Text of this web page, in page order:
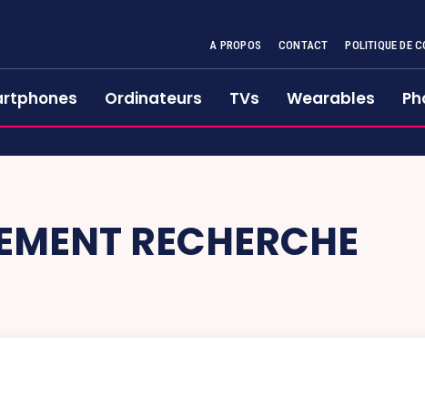
A PROPOS CONTACT POLITIQUE DE
Ordinateurs TVs Wearables
RECHERCHE